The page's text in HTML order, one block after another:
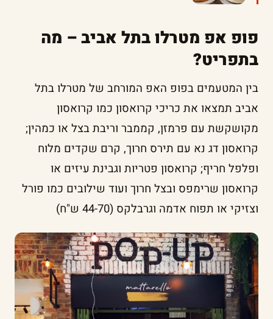
פופ אפ מטרלו בתל אביב – מה
בתפריט?
בין המטעמים בפופ האפ המורחב של מטרלו בתל
אביב תמצאו את כריכי קרואסון כמו קרואסון
מקושקשת עם פרמזן, קממבר וריבת בצל או כמהין;
קרואסון דג נא עם תירס חרוך, קרם שקדים מלוח
ופלפל חריף; קרואסון פטריות וגבינת עיזים או
קרואסון שרימפס ובצל חרוך ועוד שילובים כמו פורל
וצזיקי או תפוח אדמה וגרבלקס (44-70 ש"ח)